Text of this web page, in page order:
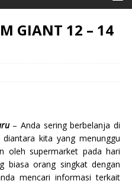
GIANT 12 – 14
– Anda sering berbelanja di
kita yang menunggu
oleh supermarket pada hari
biasa orang singkat dengan
mencari informasi terkait